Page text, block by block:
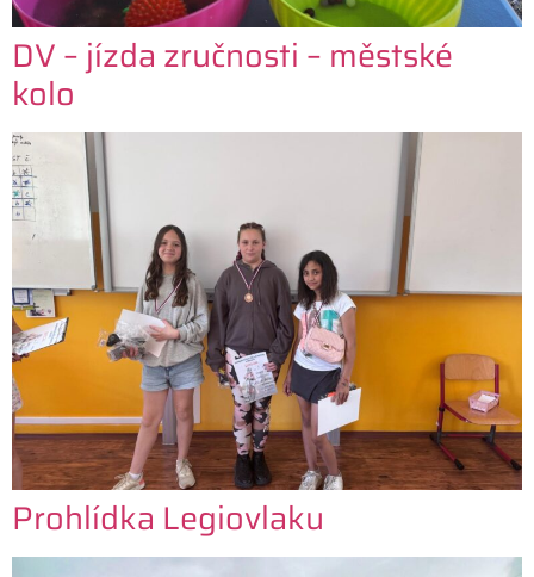
DV – jízda zručnosti – městské
kolo
Prohlídka Legiovlaku